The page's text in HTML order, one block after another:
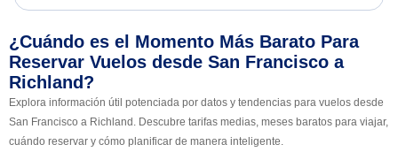
¿Cuándo es el Momento Más Barato Para
Reservar Vuelos desde San Francisco a
Richland?
Explora información útil potenciada por datos y tendencias para vuelos desde
San Francisco a Richland. Descubre tarifas medias, meses baratos para viajar,
cuándo reservar y cómo planificar de manera inteligente.